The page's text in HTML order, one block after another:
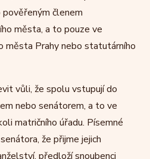
členem
města, a to pouze ve
města Prahy nebo statutárního
vůli, že spolu vstupují do
nebo senátorem, a to ve
matričního úřadu. Písemné
že přijme jejich
předloží snoubenci